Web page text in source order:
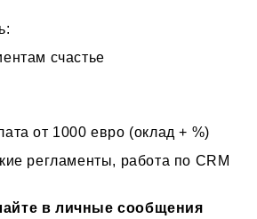
счастье
от 1000 евро (оклад + %)
регламенты, работа по CRM
в личные сообщения